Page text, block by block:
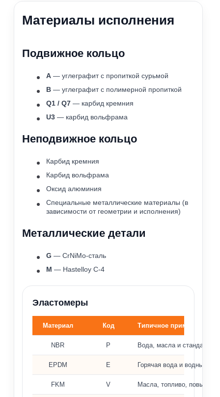
Материалы исполнения
Подвижное кольцо
A — углеграфит с пропиткой сурьмой
B — углеграфит с полимерной пропиткой
Q1 / Q7 — карбид кремния
U3 — карбид вольфрама
Неподвижное кольцо
Карбид кремния
Карбид вольфрама
Оксид алюминия
Специальные металлические материалы (в
зависимости от геометрии и исполнения)
Металлические детали
G — CrNiMo-сталь
M — Hastelloy C-4
Эластомеры
Материал Код Типичное применение
NBR P Вода, масла и
EPDM E Горячая вода и водные
FKM V Масла, топливо,